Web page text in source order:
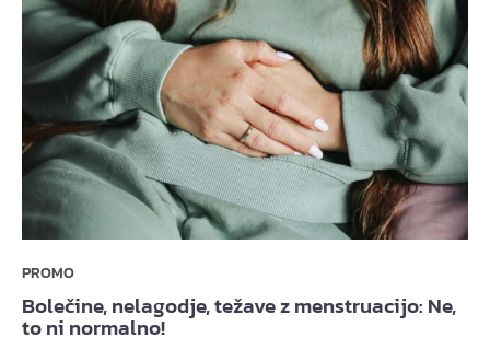
PROMO
Bolečine, nelagodje, težave z menstruacijo: Ne,
to ni normalno!